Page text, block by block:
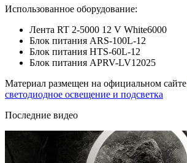
Использованное оборудование:
Лента RT 2-5000 12 V White6000
Блок питания ARS-100L-12
Блок питания HTS-60L-12
Блок питания APRV-LV12025
Материал размещен на официальном сайте
светодиодное освещение и подсветка
Последние видео